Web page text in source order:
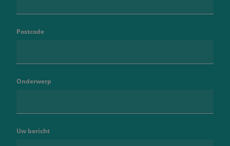
Postcode
Onderwerp
Uw bericht